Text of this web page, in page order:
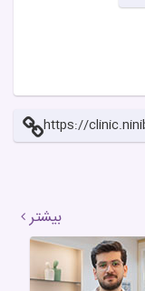
https://
بیشتر